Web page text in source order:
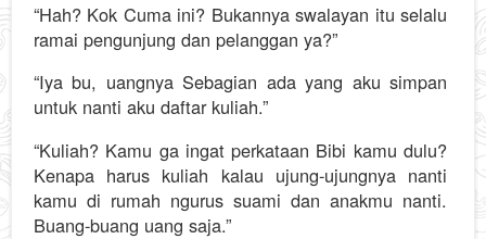
“Hah? Kok Cuma ini? Bukannya swalayan itu selalu
ramai pengunjung dan pelanggan ya?”
“Iya bu, uangnya Sebagian ada yang aku simpan
untuk nanti aku daftar kuliah.”
“Kuliah? Kamu ga ingat perkataan Bibi kamu dulu?
Kenapa harus kuliah kalau ujung-ujungnya nanti
kamu di rumah ngurus suami dan anakmu nanti.
Buang-buang uang saja.”